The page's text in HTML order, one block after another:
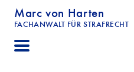
Marc von Harten
FACHANWALT FÜR STRAFRECHT
STRAFRECHT |